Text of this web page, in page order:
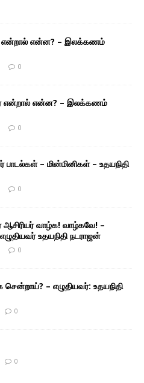
என்றால் என்ன? – இலக்கணம்
0
என்றால் என்ன? – இலக்கணம்
0
பாடல்கள் – மின்மினிகள் – உதயநிதி
0
வாழ்க! வாழ்கவே! –
உதயநிதி நடராஜன்
0
சென்றாய்? – எழுதியவர்: உதயநிதி
0
0